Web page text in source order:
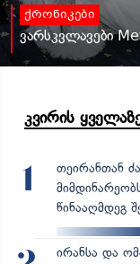
ქრონიკები
ვარსკვლავები
კვირის
1
თეირანთან
წინააღმდეგ
ირანსა და